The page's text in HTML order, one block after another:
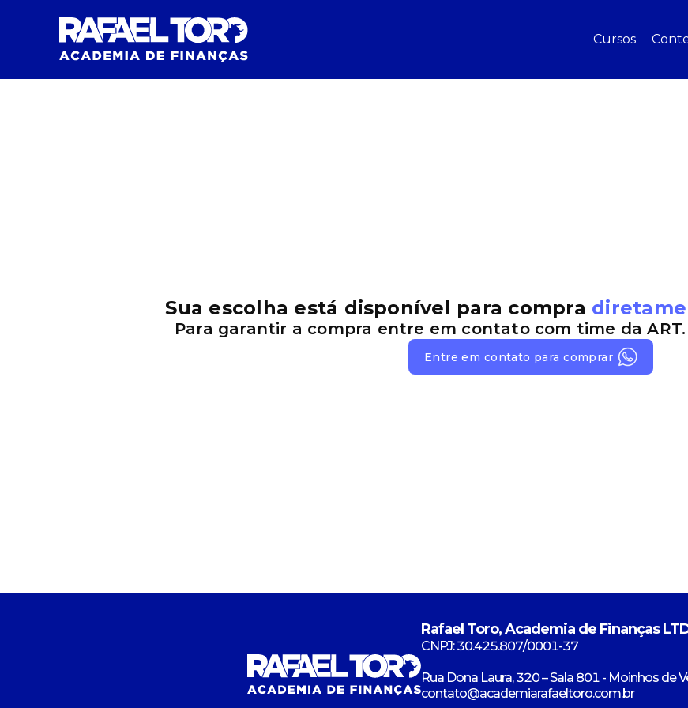
Cursos
Sua escolha está disponível para compra
Para garantir a compra entre em contato com time da
Entre em contato para comprar
Rafael Toro, Academia de Finanças
CNPJ: 30.425.807/0001-37
Rua Dona Laura, 320 – Sala 801 - Moinhos de
contato@academiarafaeltoro.com.br